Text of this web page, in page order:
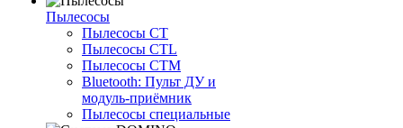
Пылесосы
Пылесосы CT
Пылесосы CTL
Пылесосы CTM
Bluetooth: Пульт ДУ и
модуль-приёмник
Пылесосы специальные